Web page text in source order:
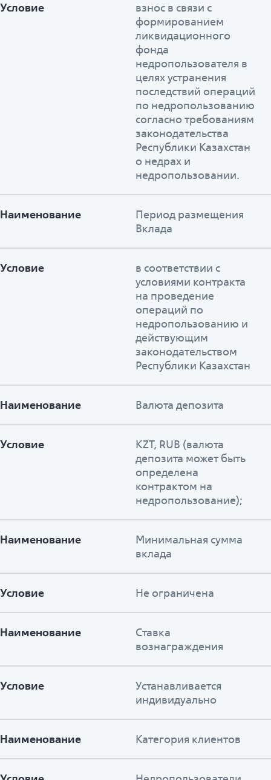
Условие
взнос в связи с
формированием
ликвидационного
фонда
недропользователя в
целях устранения
последствий операций
по недропользованию
согласно требованиям
законодательства
Республики Казахстан
о недрах и
недропользовании.
Наименование
Условие
Период размещения
Вклада
в соответствии с
условиями контракта
на проведение
операций по
недропользованию и
действующим
законодательством
Республики Казахстан
Наименование
Условие
Валюта депозита
KZT, RUB (валюта
депозита может быть
определена
контрактом на
недропользование);
Наименование
Условие
Минимальная сумма
вклада
Не ограничена
Наименование
Условие
Ставка
вознаграждения
Устанавливается
индивидуально
Наименование Категория клиентов